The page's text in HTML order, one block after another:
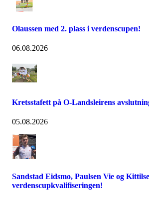
Olaussen med 2. plass i verdenscupen!
06.08.2026
Kretsstafett på O-Landsleirens
05.08.2026
Sandstad Eidsmo, Paulsen Vie og
verdenscupkvalifiseringen!